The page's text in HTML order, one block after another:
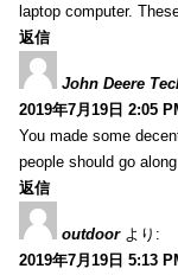
laptop computer.
返信
John Deere
2019年7月19日 2:05
You made some
people should go
返信
outdoor より:
2019年7月19日 5:13